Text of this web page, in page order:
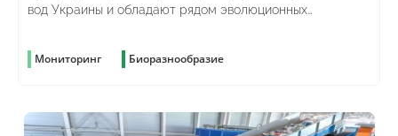
вод Украины и обладают рядом эволюционных
Мониторинг Биоразнообразие